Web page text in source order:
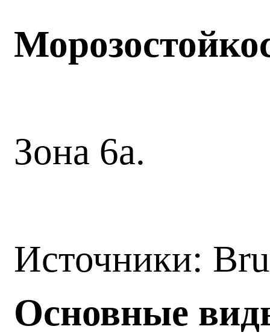
Зона 6а.
Источники:
Основные